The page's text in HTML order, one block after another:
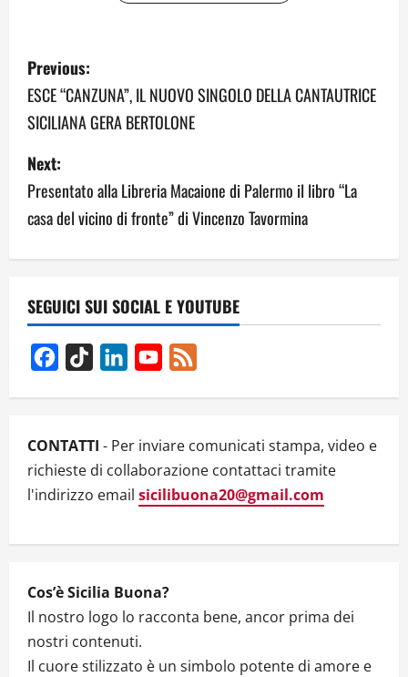
P
o
s
t
n
a
i
g
a
t
i
n
Previous:
ESCE “CANZUNA”, IL NUOVO SINGOLO DELLA CANTAUTRICE
SICILIANA GERA BERTOLONE
Next:
Presentato alla Libreria Macaione di Palermo il libro “La
casa del vicino di fronte” di Vincenzo Tavormina
SEGUICI SUI SOCIAL E YOUTUBE
Facebook
TikTok LinkedInYouTube
CONTATTI - Per inviare comunicati stampa, video e
richieste di collaborazione contattaci tramite
l'indirizzo email sicilibuona20@gmail.com
Cos’è Sicilia Buona?
Il nostro logo lo racconta bene, ancor prima dei
nostri contenuti.
Il cuore stilizzato è un simbolo potente di amore e